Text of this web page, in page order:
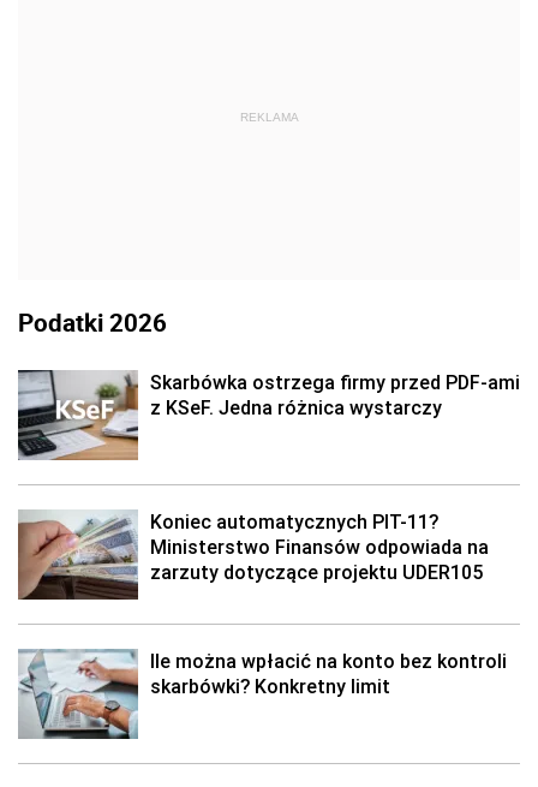
REKLAMA
Podatki 2026
Skarbówka ostrzega firmy przed PDF-ami
z KSeF. Jedna różnica wystarczy
Koniec automatycznych PIT-11?
Ministerstwo Finansów odpowiada na
zarzuty dotyczące projektu UDER105
Ile można wpłacić na konto bez kontroli
skarbówki? Konkretny limit